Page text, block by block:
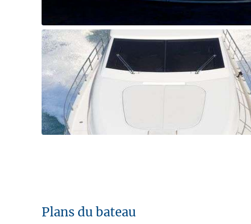
Plans du bateau